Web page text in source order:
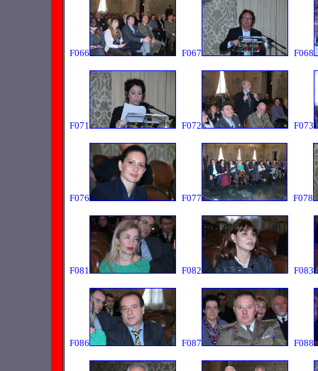
F066 F067 F068
F071 F072 F073
F076 F077 F078
F081 F082 F083
F086 F087 F088